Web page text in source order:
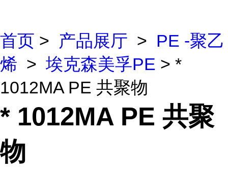
首页 > 产品展厅 > PE -聚乙
烯 > 埃克森美孚PE > *
1012MA PE 共聚物
* 1012MA PE 共聚
物